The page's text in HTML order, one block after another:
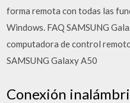
forma remota con todas las
Windows. FAQ SAMSUNG
computadora de control
SAMSUNG Galaxy A50
Conexión